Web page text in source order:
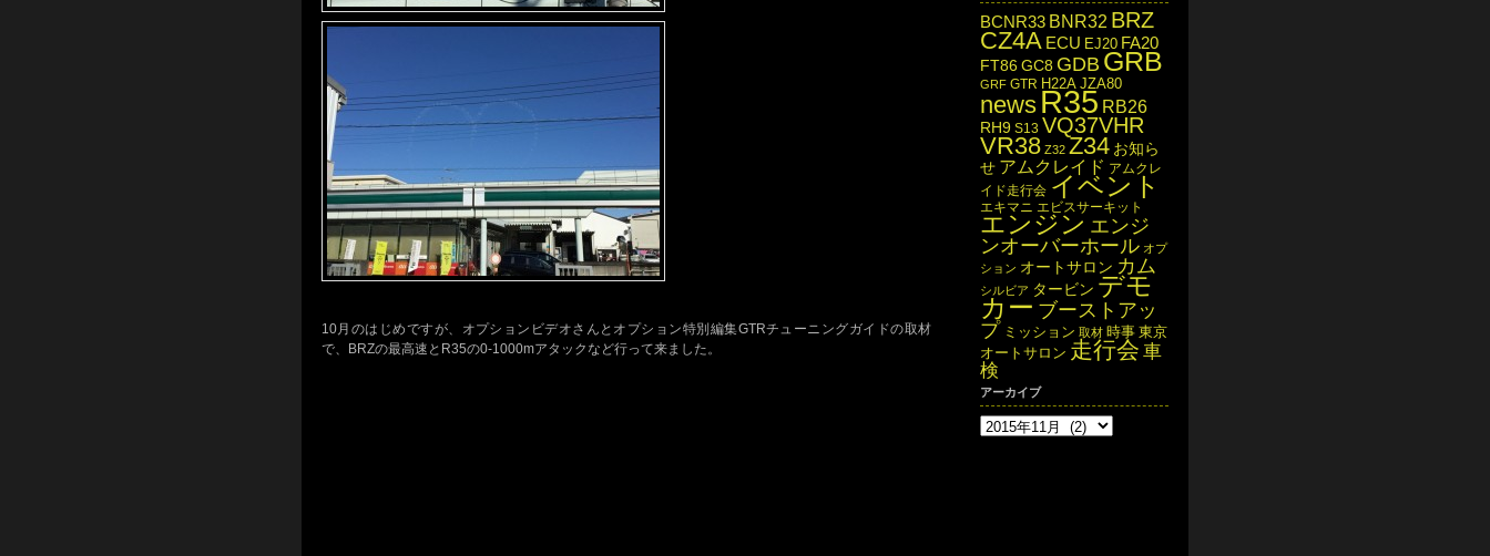
10月のはじめですが、オプションビデオさんとオプション特別編集GTRチューニングガイドの取材
で、BRZの最高速とR35の0-1000mアタックなど行って来ました。
BCNR33 BNR32 BRZ
CZ4A ECU EJ20 FA20
FT86 GC8 GDB GRB
GRF GTR H22A JZA80
news R35 RB26
RH9 S13 VQ37VHR
VR38 Z32 Z34 お知ら
せ アムクレイド アムクレ
イド走行会 イベント
エキマニ エビスサーキット
エンジン エンジ
ンオーバーホール オプ
ション オートサロン カム
シルビア タービン デモ
カー ブーストアッ
プ ミッション 取材 時事 東京
オートサロン 走行会 車
検
アーカイブ
ア
ー